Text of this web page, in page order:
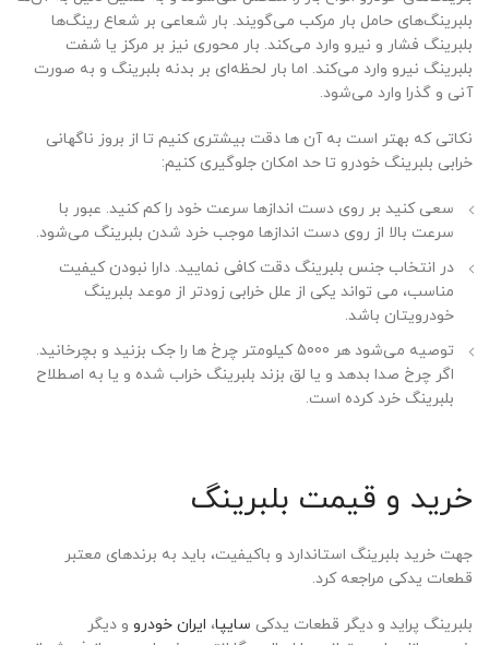
بلبرینگ‌های حامل بار مرکب می‌گویند. بار شعاعی بر شعاع رینگ‌ها
بلبرینگ فشار و نیرو وارد می‌کند. بار محوری نیز بر مرکز یا شفت
بلبرینگ نیرو وارد می‌کند. اما بار لحظه‌ای بر بدنه بلبرینگ و به صورت
آنی و گذرا وارد می‌شود.
نکاتی که بهتر است به آن ها دقت بیشتری کنیم تا از بروز ناگهانی
خرابی بلبرینگ خودرو تا حد امکان جلوگیری کنیم:
سعی کنید بر روی دست اندازها سرعت خود را کم کنید. عبور با
سرعت بالا از روی دست اندازها موجب خرد شدن بلبرینگ می‌شود.
در انتخاب جنس بلبرینگ دقت کافی نمایید. دارا نبودن کیفیت
مناسب، می‌ تواند یکی از علل خرابی زودتر از موعد بلبرینگ
خودرویتان باشد.
توصیه می‌شود هر 5000 کیلومتر چرخ ها را جک بزنید و بچرخانید‌.
اگر چرخ صدا بدهد و یا لق بزند بلبرینگ خراب شده و یا به اصطلاح
بلبرینگ خرد کرده است.
خرید و قیمت بلبرینگ
جهت خرید بلبرینگ استاندارد و باکیفیت، باید به برندهای معتبر
قطعات یدکی مراجعه کرد.
بلبرینگ پراید و دیگر قطعات یدکی سایپا، ایران خودرو و دیگر